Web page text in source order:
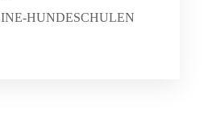
HUNDESCHULEN